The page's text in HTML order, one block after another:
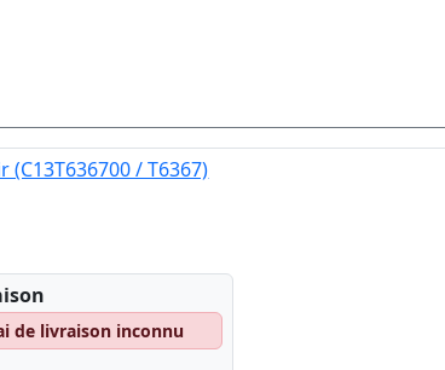
/ T6367)
de livraison inconnu